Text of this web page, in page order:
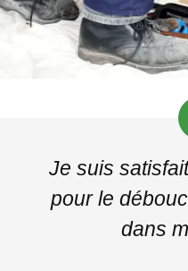
Je suis
pour le
dans